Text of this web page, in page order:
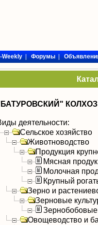
|Форумы|
КОЛХОЗ
деятельности:
Сельское хозяйство
Животноводство
Продукция
Мясная
Молочная
Крупный
Зерно и
Зерновые
Зернобобовые
Овощеводство и